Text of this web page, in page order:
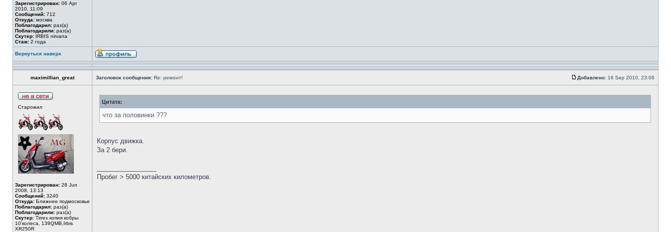
Зарегистрирован: 06 Apr
2010, 11:09
Сообщений: 712
Откуда: москва
Поблагодарил: раз(а)
Поблагодарили: раз(а)
Скутер: IRBIS nirvana
Стаж: 2 года
Вернуться наверх
maximillian_great Заголовок сообщения: Re: ремонт! Добавлено: 16 Sep 2010, 23:06
Старожил
Зарегистрирован: 28 Jun
2008, 13:13
Сообщений: 3240
Откуда: Ближнее подмосковье
Поблагодарил: раз(а)
Поблагодарили: раз(а)
Скутер: Tirrex копия кобры
10'колеса, 139QMB,Irbis
XR250R
Цитата:
что за половинки ???
Корпус движка.
За 2 бери.
Пробег > 5000 китайских километров.